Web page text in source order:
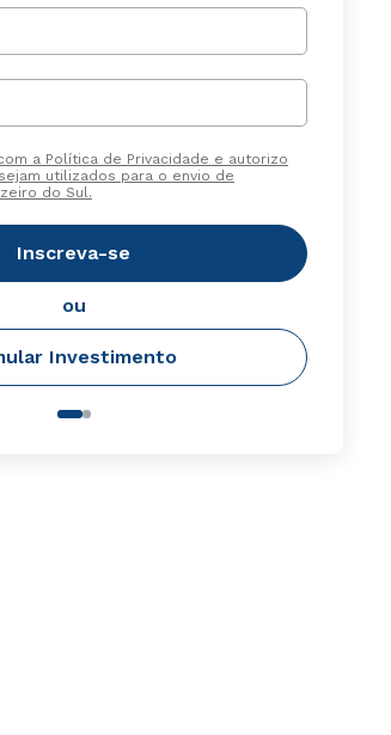
a Política de Privacidade e autorizo
utilizados para o envio de
do Sul.
Inscreva-se
ou
Investimento